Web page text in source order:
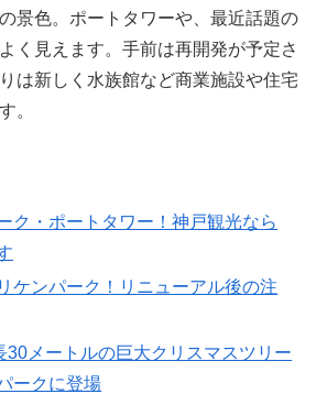
景色。ポートタワーや、最近話題の
く見えます。手前は再開発が予定さ
は新しく水族館など商業施設や住宅
。
ク・ポートタワー！神戸観光なら
ケンパーク！リニューアル後の注
30メートルの巨大クリスマスツリー
ークに登場